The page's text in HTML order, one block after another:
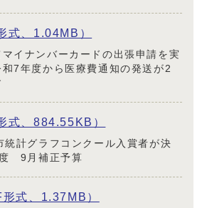
式、1.04MB）
イナンバーカードの出張申請を実
7年度から医療費通知の発送が2
式、884.55KB）
統計グラフコンクール入賞者が決
9月補正予算
式、1.37MB）